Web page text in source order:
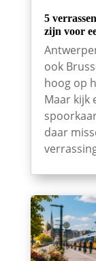
5
zijn voor
ook
hoog op
Maar kijk
daar